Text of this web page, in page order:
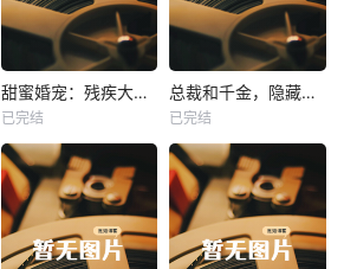
热播
未知
甜蜜婚宠：残疾大佬夜夜撩
已完结
热播
未知
总裁和千金，隐藏身份闪婚了
已完结